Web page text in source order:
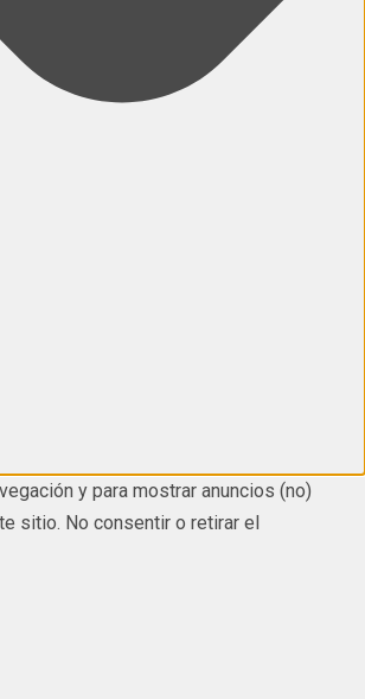
y para mostrar anuncios (no)
sitio. No consentir o retirar el